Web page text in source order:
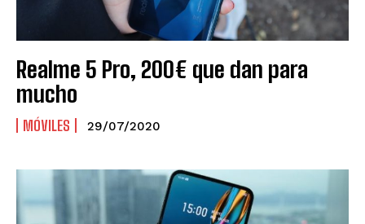
Realme 5 Pro, 200€ que dan para
mucho
MÓVILES 29/07/2020